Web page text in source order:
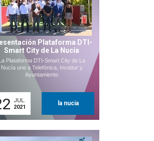
Plataforma DTI-
Smart City de La Nucía
Plataforma DTI-Smart City de La
Nucía une a Telefónica, Invattur y
Ayuntamiento
JUL.
2021
la nucia